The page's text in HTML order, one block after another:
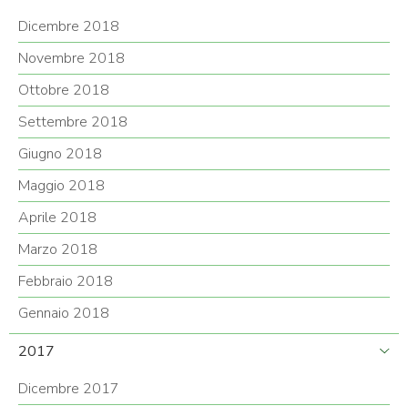
Dicembre 2018
Novembre 2018
Ottobre 2018
Settembre 2018
Giugno 2018
Maggio 2018
Aprile 2018
Marzo 2018
Febbraio 2018
Gennaio 2018
2017
Dicembre 2017